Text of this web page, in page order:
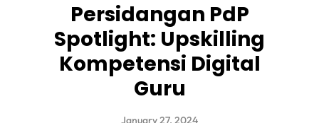
Persidangan PdP
Spotlight: Upskilling
Kompetensi Digital
Guru
January 27, 2024